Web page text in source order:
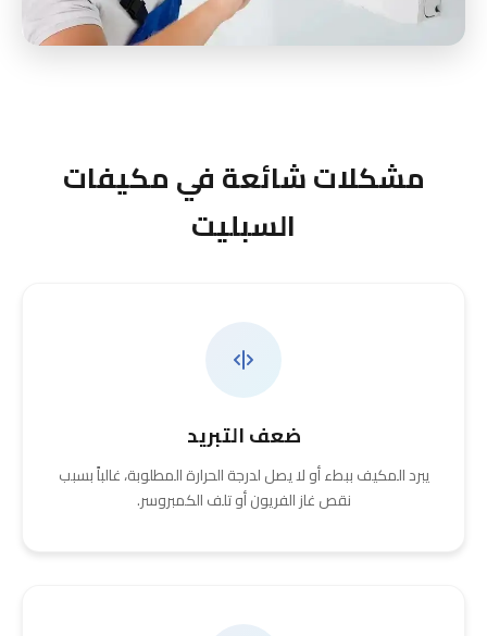
مشكلات شائعة في مكيفات
السبليت
ضعف التبريد
يبرد المكيف ببطء أو لا يصل لدرجة الحرارة المطلوبة، غالباً بسبب
نقص غاز الفريون أو تلف الكمبروسر.